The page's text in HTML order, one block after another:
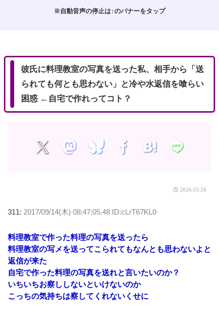
※自動音声の停止は↑のバナーをタップ
彼氏に料理教室の写真を送った私、相手から「送
られても何とも思わない」と冷や水返信を喰らい
困惑 ←自宅で作れってコト？
2026.03.26
311: 2017/09/14(木) 08:47:05.48 ID:cLrT67KL0
料理教室で作った料理の写真を送ったら
料理教室の写メを送ってこられてもなんとも思わないよと
返信が来た
自宅で作った料理の写真を送れと言いたいのか？
いちいちお察ししないといけないのか
こっちの気持ちは察してくれないくせに